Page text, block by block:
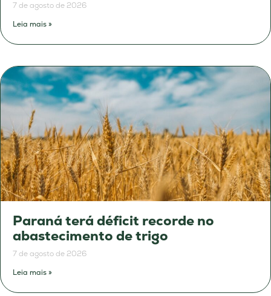
7 de agosto de 2026
Leia mais »
Paraná terá déficit recorde no
abastecimento de trigo
7 de agosto de 2026
Leia mais »